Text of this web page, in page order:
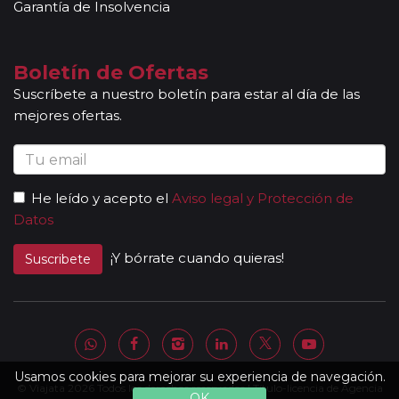
Usamos cookies para mejorar su experiencia de navegación.
cultura de los lugares visitados. En ocasiones, los
grupos son bilingües (normalmente español y
portugués), en estos casos nuestros guías
acompañantes podrán dar las explicaciones en dos
idiomas diferentes. Según circuito, le atenderá en su
viaje un único guía-acompañante o bien cambiará de
acompañantes siempre estarán presentes en los
paseos incluidos, pero poseen múltiples funciones y
deben dedicación a la totalidad del grupo y no a una
persona en particular. En los momentos en que no
de coordinación, bien para otros grupos diferentes y
por tanto no estar disponibles en un momento
determinado.
Al completar el pago de su viaje y una vez le
Garantía de Insolvencia
Boletín de Ofertas
Suscríbete a nuestro boletín para estar al día de las
mejores ofertas.
He leído y acepto el Aviso legal y Protección de
Datos
Suscribete ¡Y bórrate cuando quieras!
© Viajata 2026 Todos los derechos reservados | Título-licencia de Agencia